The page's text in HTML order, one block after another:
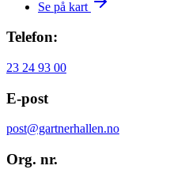
Se på kart
Telefon:
23 24 93 00
E-post
post@gartnerhallen.no
Org. nr.